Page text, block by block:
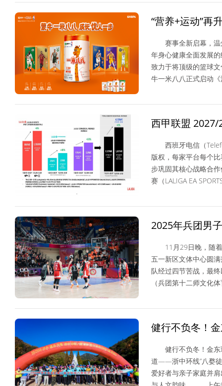
“营养+运动”再
少年篮球赛温
赛事全新启幕，温
年身心健康全面发展
致力于将顶级的篮球
牛一米八八正式启动
西甲联盟
61.35
西班牙电信（
版权，每家平台每个
步巩固其核心战略合
赛（LALIGA EA
2025年兵团男
彩盛宴
11月29日晚，随着
五一新区文体中心圆
队经过四节苦战，最
（兵团第十二师文
健行不负冬！
健行不负冬！金东
道——浙中环线”八婺
爱好者与亲子家庭并